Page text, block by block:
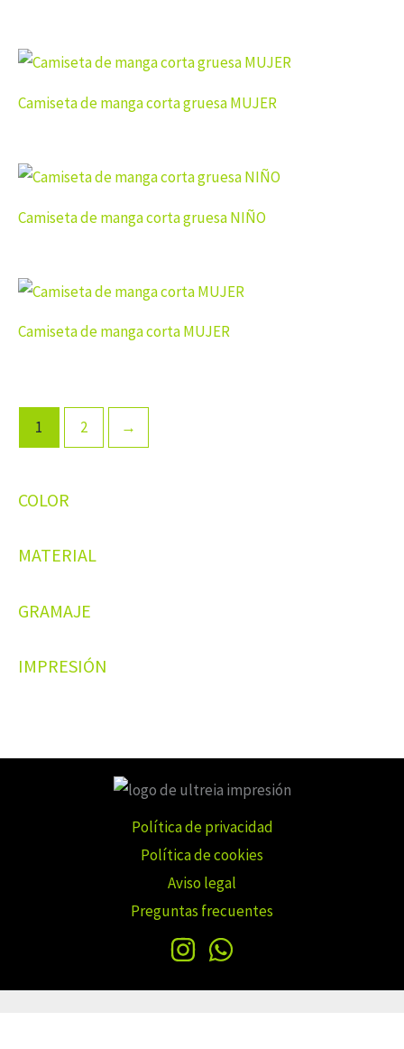
COLOR
MATERIAL
GRAMAJE
IMPRESIÓN
Camiseta de manga corta gruesa MUJER
Camiseta de manga corta gruesa NIÑO
Camiseta de manga corta MUJER
1 2 →
Política de privacidad
Política de cookies
Aviso legal
Preguntas frecuentes